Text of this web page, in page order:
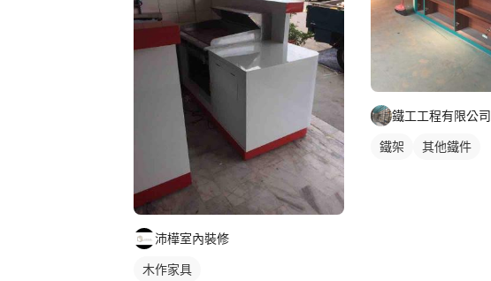
沛樺室內裝修
木作家具
鐵工工程有限公司
鐵架 其他鐵件